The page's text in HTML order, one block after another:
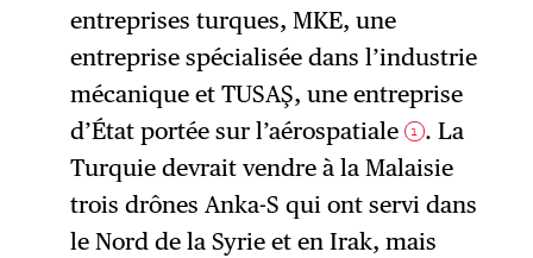
entreprises turques, MKE, une
entreprise spécialisée dans l’industrie
mécanique et TUSAŞ, une entreprise
d’État portée sur l’aérospatiale
1 . La
Turquie devrait vendre à la Malaisie
trois drônes Anka-S qui ont servi dans
le Nord de la Syrie et en Irak, mais